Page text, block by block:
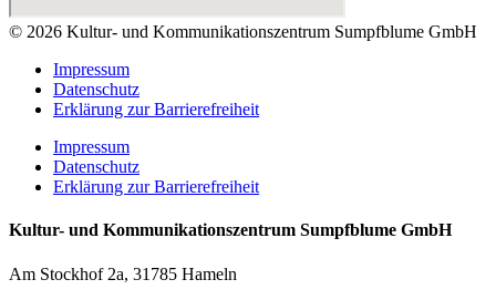
© 2026 Kultur- und Kommunikationszentrum Sumpfblume GmbH
Impressum
Datenschutz
Erklärung zur Barrierefreiheit
Impressum
Datenschutz
Erklärung zur Barrierefreiheit
Kultur- und Kommunikationszentrum Sumpfblume GmbH
Am Stockhof 2a, 31785 Hameln